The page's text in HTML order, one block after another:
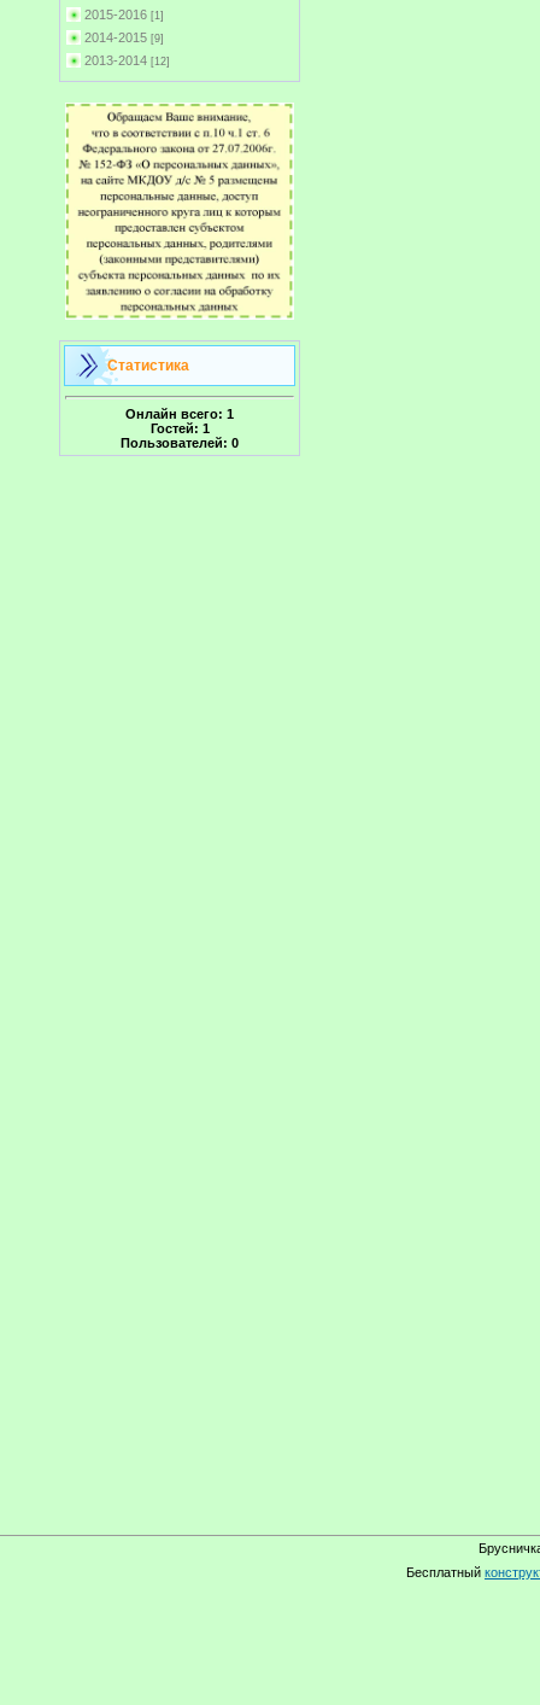
2015-2016 [1]
2014-2015 [9]
2013-2014 [12]
Статистика
Онлайн всего: 1
Гостей: 1
Пользователей: 0
Бесплатный